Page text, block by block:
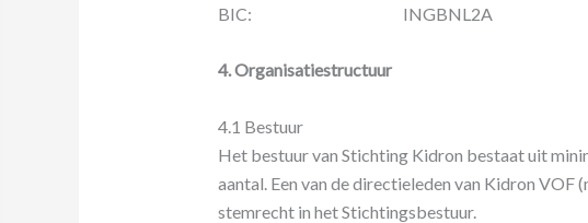
BIC: INGBNL2A
4. Organisatiestructuur
4.1 Bestuur
Het bestuur van Stichting Kidron bestaat uit
aantal. Een van de directieleden van Kidron
stemrecht in het Stichtingsbestuur.